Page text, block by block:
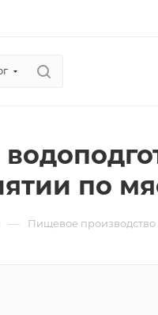
по
— Пищевое производство